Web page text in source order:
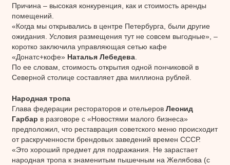
Причина – высокая конкуренция, как и стоимость аренды
помещений.
«Когда мы открывались в центре Петербурга, были другие
ожидания. Условия размещения тут не совсем выгодные», –
коротко заключила управляющая сетью кафе
«Донатс+кофе» Наталья Лебедева.
По ее словам, стоимость открытия одной пончиковой в
Северной столице составляет два миллиона рублей.
Народная тропа
Глава федерации рестораторов и отельеров Леонид
Гарбар в разговоре с «Новостями малого бизнеса»
предположил, что реставрация советского меню происходит
от раскрученности брендовых заведений времен СССР.
«Это хороший предмет для подражания. Не зарастает
народная тропа к знаменитым пышечным на Желябова (с